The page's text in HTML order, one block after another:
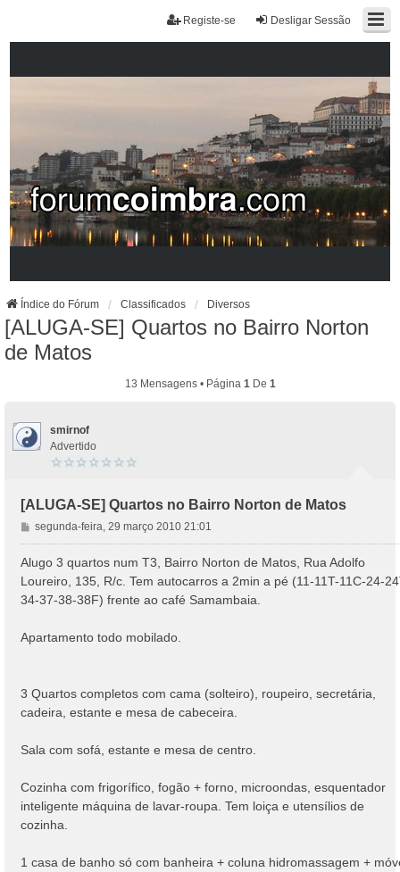
Desligar Sessão
Registe-se
Índice do Fórum Classificados Diversos
[ALUGA-SE] Quartos no Bairro Norton
de Matos
13 Mensagens • Página 1De 1
smirnof
Advertido
[ALUGA-SE] Quartos no Bairro Norton de Matos
M
e
n
a
g
m
segunda-feira, 29 março 2010 21:01
Alugo 3 quartos num T3, Bairro Norton de Matos, Rua Adolfo
Loureiro, 135, R/c. Tem autocarros a 2min a pé (11-11T-11C-24-
34-37-38-38F) frente ao café Samambaia.
Apartamento todo mobilado.
3 Quartos completos com cama (solteiro), roupeiro, secretária,
cadeira, estante e mesa de cabeceira.
Sala com sofá, estante e mesa de centro.
Cozinha com frigorífico, fogão + forno, microondas, esquentador
inteligente máquina de lavar-roupa. Tem loiça e utensílios de
cozinha.
1 casa de banho só com banheira + coluna hidromassagem +